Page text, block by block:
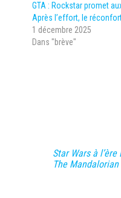
GTA : Rockstar promet
Après l’effort, le
1 décembre 2025
Dans "brève"
Star Wars à
The